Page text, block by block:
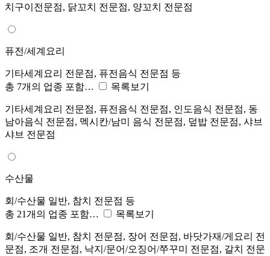
치구이전문점, 닭꼬치 전문점, 양꼬치 전문점
퓨전/세계요리
기타세계요리 전문점, 퓨전음식 전문점 등
총 7개의 업종 포함…
목록보기
기타세계요리 전문점, 퓨전음식 전문점, 인도음식 전문점, 동
남아음식 전문점, 멕시칸/남미 음식 전문점, 덮밥 전문점, 샤브
샤브 전문점
수산물
회/수산물 일반, 참치 전문점 등
총 21개의 업종 포함…
목록보기
회/수산물 일반, 참치 전문점, 장어 전문점, 바닷가재/게요리 전
문점, 조개 전문점, 낙지/문어/오징어/쭈꾸미 전문점, 갈치 전문